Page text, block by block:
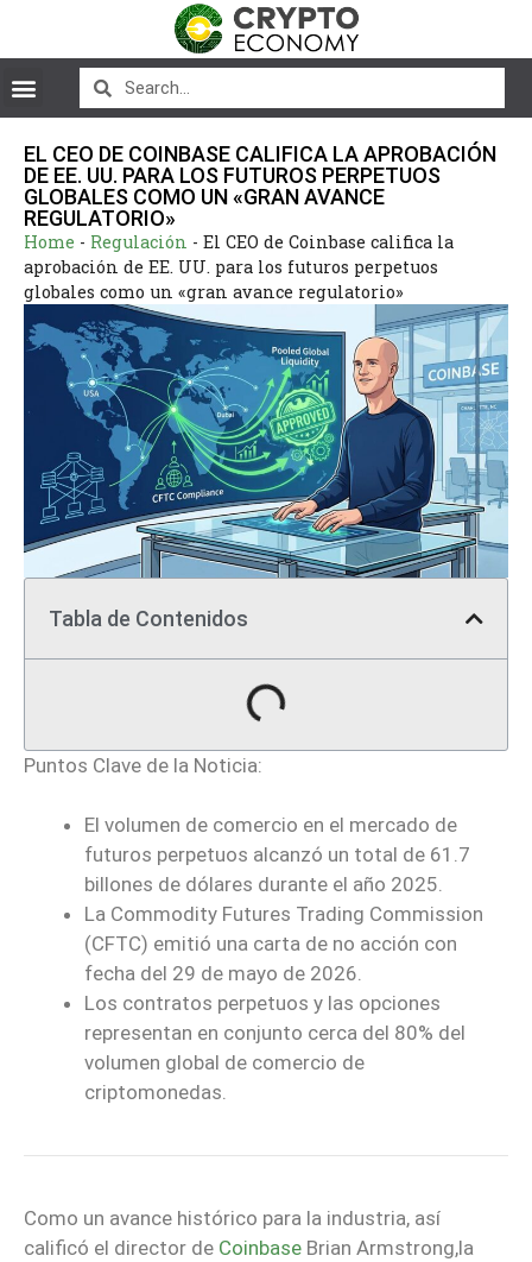
EL CEO DE COINBASE CALIFICA LA APROBACIÓN
DE EE. UU. PARA LOS FUTUROS PERPETUOS
GLOBALES COMO UN «GRAN AVANCE
REGULATORIO»
Home - Regulación - El CEO de Coinbase califica la
aprobación de EE. UU. para los futuros perpetuos
globales como un «gran avance regulatorio»
Tabla de Contenidos
Puntos Clave de la Noticia:
El volumen de comercio en el mercado de
futuros perpetuos alcanzó un total de 61.7
billones de dólares durante el año 2025.
La Commodity Futures Trading Commission
(CFTC) emitió una carta de no acción con
fecha del 29 de mayo de 2026.
Los contratos perpetuos y las opciones
representan en conjunto cerca del 80% del
volumen global de comercio de
criptomonedas.
Como un avance histórico para la industria, así
calificó el director de Coinbase Brian Armstrong,la